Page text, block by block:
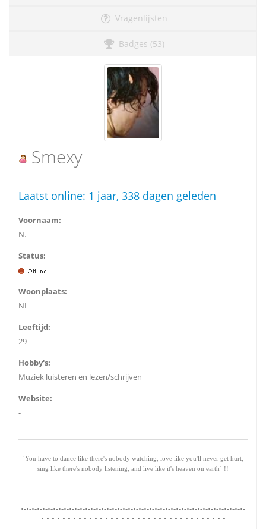
Vragenlijsten
Badges (53)
Smexy
Laatst online: 1 jaar, 338 dagen geleden
Voornaam:
N.
Status:
Woonplaats:
NL
Leeftijd:
29
Hobby's:
Muziek luisteren en lezen/schrijven
Website:
-
`You have to dance like there's nobody watching, love like you'll never get hurt,
sing like there's nobody listening, and live like it's heaven on earth´ !!
•-•-•-•-•-•-•-•-•-•-•-•-•-•-•-•-•-•-•-•-•-•-•-•-•-•-•-•-•-•-•-•-•-•-•-•-•-•-•-•-•-•-
•-•-•-•-•-•-•-•-•-•-•-•-•-•-•-•-•-•-•-•-•-•-•-•-•-•-•-•-•-•-•-•-•-•-•